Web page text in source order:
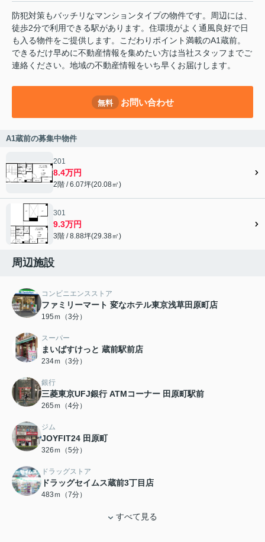
防犯対策もバッチリなマンションタイプの物件です。周辺には、
徒歩2分で利用できる駅があります。住環境がよく通風良好で日
も入る物件をご提供します。こだわりポイント満載のA1蔵前。
できるだけ早めに不動産情報を集めたい方は当社スタッフまでご
連絡ください。地域の不動産情報をいち早くお届けします。
無料 お問い合わせ
A1蔵前の募集中物件
201
8.4万円
2階 / 6.07坪(20.08㎡)
301
9.3万円
3階 / 8.88坪(29.38㎡)
周辺施設
コンビニエンスストア
ファミリーマート 変なホテル東京浅草田原町店
195ｍ（3分）
スーパー
まいばすけっと 蔵前駅前店
234ｍ（3分）
銀行
三菱東京UFJ銀行 ATMコーナー 田原町駅前
265ｍ（4分）
ジム
JOYFIT24 田原町
326ｍ（5分）
ドラッグストア
ドラッグセイムス蔵前3丁目店
483ｍ（7分）
すべて見る